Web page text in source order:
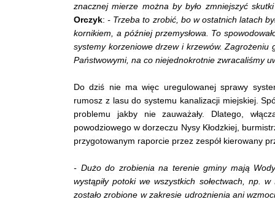
znacznej mierze można by było zmniejszyć
Orczyk: - Trzeba to zrobić, bo w ostatnich latach
kornikiem, a później przemysłowa. To
systemy korzeniowe drzew i krzewów. Zagrożeniu
Państwowymi, na co niejednokrotnie zwracaliśmy
Do dziś nie ma więc uregulowanej sprawy
rumosz z lasu do systemu kanalizacji miejskiej.
problemu jakby nie zauważały. Dlatego,
powodziowego w dorzeczu Nysy Kłodzkiej,
przygotowanym raporcie przez zespół kierowany
- Dużo do zrobienia na terenie gminy mają
wystąpiły potoki we wszystkich sołectwach, np.
zostało zrobione w zakresie udrożnienia ani